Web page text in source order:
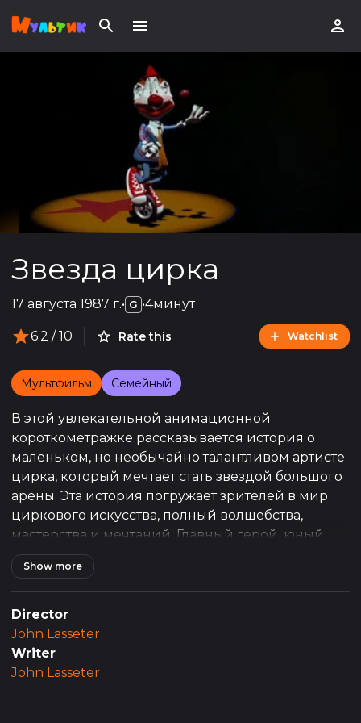
Звезда цирка
17 августа 1987 г.• G •4минут
6.2 / 10 Rate this Watchlist
Мультфильм Семейный
В этой увлекательной анимационной
короткометражке рассказывается история о
маленьком, но необычайно талантливом артисте
цирка, который мечтает стать звездой большого
арены. Эта история погружает зрителей в мир
циркового искусства, полный волшебства,
мастерства и мечтаний. Главный герой, юный
артист, обладает не только невероятным
талантом, но и несгибаемой волей и
стремлением доказать всем, что даже самый
маленький может достичь больших высот.
С самого начала мультфильма зрители
становятся свидетелями удивительной
Show more
Director
John Lasseter
Writer
John Lasseter